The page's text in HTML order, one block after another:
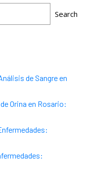
Search
de Sangre en
Orina en Rosario: